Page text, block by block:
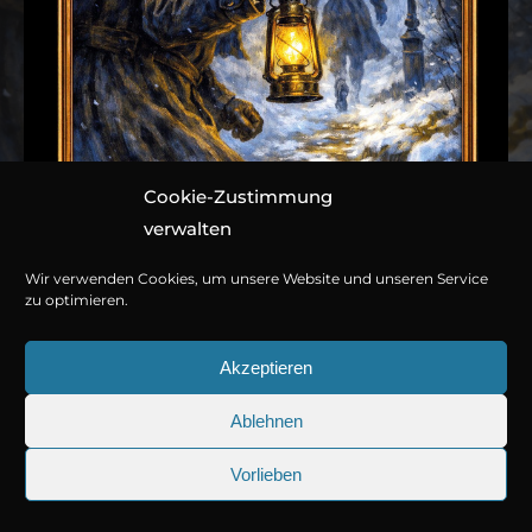
Cookie-Zustimmung
verwalten
Wir verwenden Cookies, um unsere Website und unseren Service
zu optimieren.
Akzeptieren
Ablehnen
Vorlieben
Band 006: Blutiger
© Copyright 2026Titania Medien GmbH.